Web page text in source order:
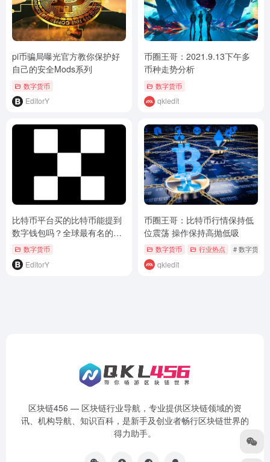
pi币骗局曝光官方教你保护好
自己的安全Mods系列
数字货币
EditorY
币圈王哥：2021.9.13下午多
币种走势分析
数字货币
qkledit
比特币平台买的比特币能提到
数字钱包吗？全球最有名的数
字货币交易平台
数字货币
EditorY
币圈王哥：比特币行情保持低
位震荡 操作保持高抛低吸
数字货币 行业热点 # 数字货币
qkledit
区块链456 — 区块链行业导航，专业提供区块链领域的资
讯、机构导航、知识百科，是新手及创业者畅行区块链世界的
得力助手。